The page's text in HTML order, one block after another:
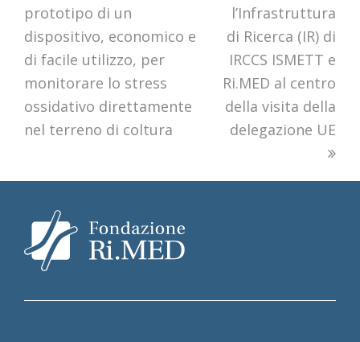
prototipo di un
dispositivo, economico e
di facile utilizzo, per
monitorare lo stress
ossidativo direttamente
nel terreno di coltura
l’Infrastruttura
di Ricerca (IR) di
IRCCS ISMETT e
Ri.MED al centro
della visita della
delegazione UE